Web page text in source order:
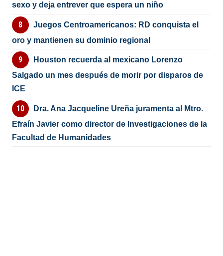
sexo y deja entrever que espera un niño
Juegos Centroamericanos: RD conquista el
oro y mantienen su dominio regional
Houston recuerda al mexicano Lorenzo
Salgado un mes después de morir por disparos de
ICE
Dra. Ana Jacqueline Ureña juramenta al Mtro.
Efraín Javier como director de Investigaciones de la
Facultad de Humanidades